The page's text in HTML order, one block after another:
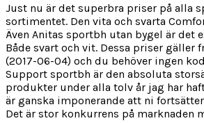
Just nu är det superbra priser på alla
sortimentet. Den vita och svarta
Även Anitas sportbh utan bygel är det
Både svart och vit. Dessa priser gäller
(2017-06-04) och du behöver ingen
Support sportbh är den absoluta
produkter under alla tolv år jag har
är ganska imponerande att ni
Det är stor konkurrens på marknaden